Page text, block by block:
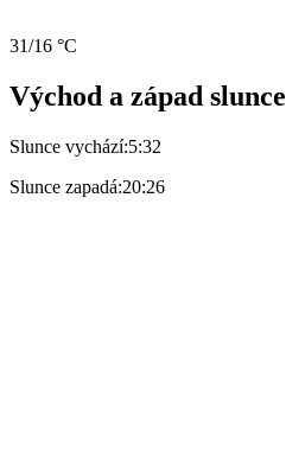
31/16 °C
Východ a západ slunce
Slunce vychází:5:32
Slunce zapadá:20:26